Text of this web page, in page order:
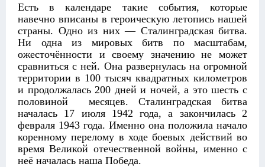
Есть в календаре такие события, которые
навечно вписаны в героическую летопись нашей
страны. Одно из них — Сталинградская битва.
Ни одна из мировых битв по масштабам,
ожесточённости и своему значению не может
сравниться с ней. Она развернулась на огромной
территории в 100 тысяч квадратных километров
и продолжалась 200 дней и ночей, а это шесть с
половиной месяцев. Сталинградская битва
началась 17 июля 1942 года, а закончилась 2
февраля 1943 года. Именно она положила начало
коренному перелому в ходе боевых действий во
время Великой отечественной войны, именно с
неё началась наша Победа.